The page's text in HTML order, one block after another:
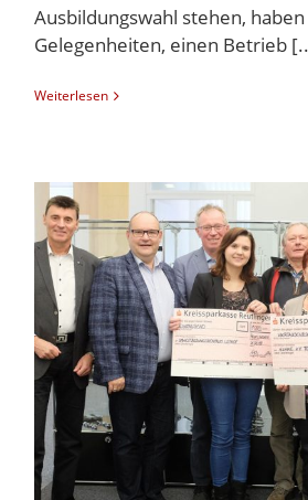
Ausbildungswahl stehen,
Gelegenheiten, einen Betrieb
Weiterlesen